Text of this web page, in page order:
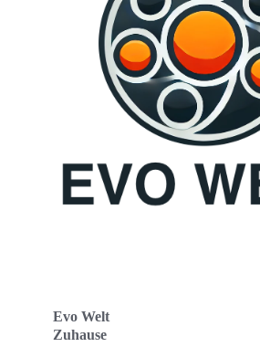
Evo Welt
Zuhause